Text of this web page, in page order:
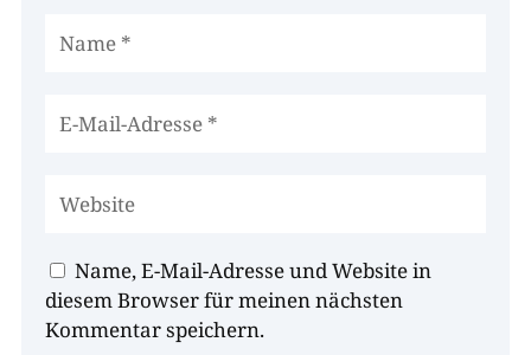
Name, E-Mail-Adresse und Website in
diesem Browser für meinen nächsten
Kommentar speichern.